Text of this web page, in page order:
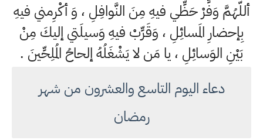
أللّهُمَّ وَفِّرْ حَظِّي فيهِ مِنَ النَّوافِلِ ، وَ أكْرِمني فيهِ
بِإحضارِ المَسائِلِ ، وَقَرِّبْ فيهِ وَسيلَتي إليكَ مِنْ
بَيْنِ الوَسائِلِ ، يا مَن لا يَشْغَلُهُ إلحاحُ المُلِحِّينَ .
دعاء اليوم التاسع والعشرون من شهر
رمضان